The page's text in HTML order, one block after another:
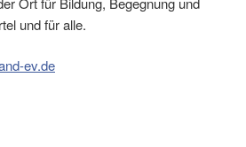
und für alle.
ev.de